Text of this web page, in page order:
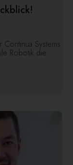
Continua Systems
Robotik die